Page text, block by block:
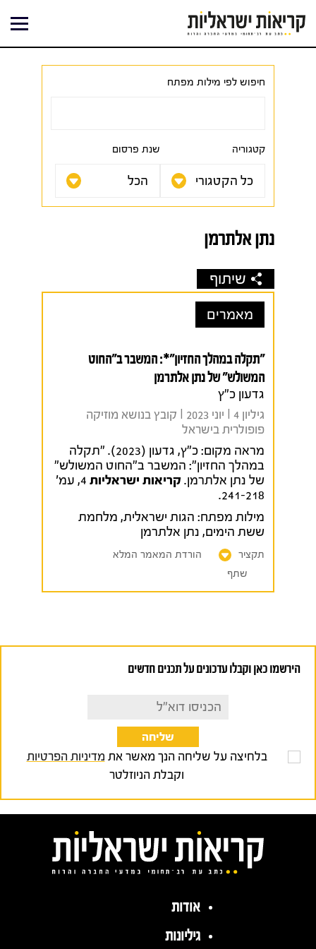
לתוכן
חיפוש לפי מילות מפתח
קטגוריה שנת פרסום
נתן אלתרמן
שיתוף
מאמרים
"תקלה במהלך החזיון"*: המשבר ב"החוט
המשולש" של נתן אלתרמן
גדעון כ"ץ
גיליון 4 I יוני 2023 I קובץ בנושא מוזיקה
פופולרית בישראל
מראה מקום:
כ"ץ, גדעון (2023). "תקלה
במהלך החזיון": המשבר ב"החוט המשולש"
של נתן אלתרמן.קריאות ישראליות
4, עמ'
241-218.
מילות מפתח: הגות ישראלית, מלחמת
ששת הימים, נתן אלתרמן
תקציר
הורדת המאמר המלא
שתף
הירשמו כאן וקבלו עדכונים על תכנים חדשים
בלחיצה על שליחה הנך מאשר את מדיניות הפרטיות
וקבלת הניוזלטר
אודות
גיליונות